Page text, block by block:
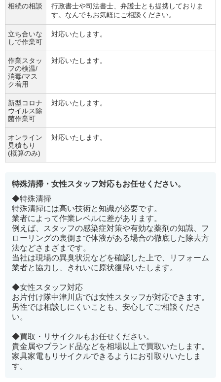
相続の相談
行政書士や司法書士、弁護士とも提携しておりま
す。なんでもお気軽にご相談ください。
立ち合いな
しで作業可
対応いたします。
作業スタッ
フの検温/
消毒/マス
ク着用
対応いたします。
新型コロナ
ウイルス除
菌作業可
対応いたします。
オンライン
見積もり
(概算のみ)
対応いたします。
特殊清掃・女性スタッフ対応もお任せください。
◆特殊清掃
特殊清掃には高い技術と知識が必要です。
業者によって作業レベルに差があります。
例えば、スタッフの感染症対策や有効な薬剤の知識、フ
ローリングの裏側まで体液がある場合の徹底した除去方
法などさまざまです。
当社は現場の異臭状況などを確認した上で、リフォーム
業者と協力し、きれいに原状復帰いたします。
◆女性スタッフ対応
お片付け隊中津川店では女性スタッフが対応できます。
男性では相談しにくいことも、安心してご相談くださ
い。
◆買取・リサイクルもお任せください。
貴金属やブランド品などを相場以上で買取いたします。
家具家電もリサイクルできるようにお引取りいたしま
す。